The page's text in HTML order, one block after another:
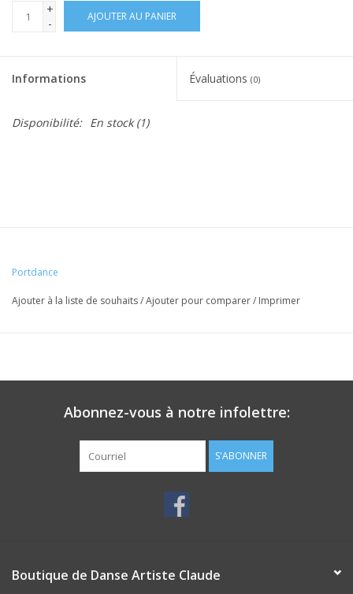
+
-
AJOUTER AU PANIER
Informations Évaluations (0)
Disponibilité: En stock(1)
Portdance
Ajouter à la liste de souhaits/Ajouter pour comparer/ Imprimer
Abonnez-vous à notre infolettre:
S'ABONNER
Boutique de Danse Artiste Claude